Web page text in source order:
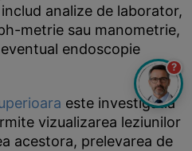
analize de laborator,
metrie sau manometrie,
endoscopie
este investigatia
vizualizarea leziunilor
acestora, prelevarea de
?